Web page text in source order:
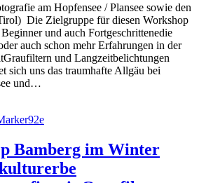
am Hopfensee / Plansee sowie den
Die Zielgruppe für diesen Workshop
und auch Fortgeschrittenedie
auch schon mehr Erfahrungen in der
und Langzeitbelichtungen
sich uns das traumhafte Allgäu bei
und…
Bamberg im Winter